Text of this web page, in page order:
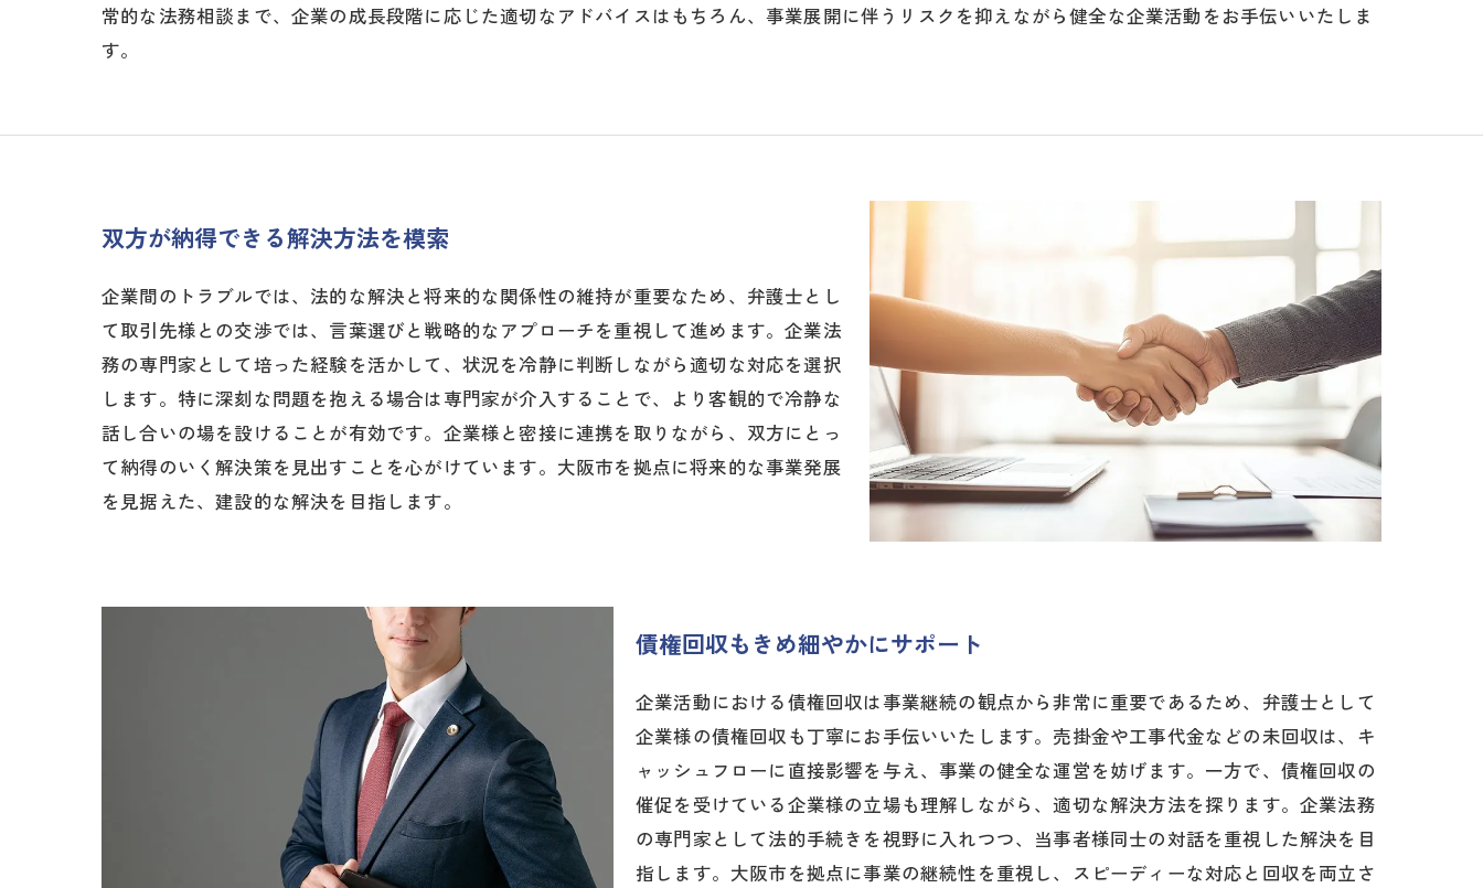
常的な法務相談まで、企業の成長段階に応じた適切なアドバイスはもちろん、事業展開に伴うリスクを抑えながら健全な企業活動をお手伝いいたしま
す。
双方が納得できる解決方法を模索
企業間のトラブルでは、法的な解決と将来的な関係性の維持が重要なため、弁護士とし
て取引先様との交渉では、言葉選びと戦略的なアプローチを重視して進めます。企業法
務の専門家として培った経験を活かして、状況を冷静に判断しながら適切な対応を選択
します。特に深刻な問題を抱える場合は専門家が介入することで、より客観的で冷静な
話し合いの場を設けることが有効です。企業様と密接に連携を取りながら、双方にとっ
て納得のいく解決策を見出すことを心がけています。大阪市を拠点に将来的な事業発展
を見据えた、建設的な解決を目指します。
債権回収もきめ細やかにサポート
企業活動における債権回収は事業継続の観点から非常に重要であるため、弁護士として
企業様の債権回収も丁寧にお手伝いいたします。売掛金や工事代金などの未回収は、キ
ャッシュフローに直接影響を与え、事業の健全な運営を妨げます。一方で、債権回収の
催促を受けている企業様の立場も理解しながら、適切な解決方法を探ります。企業法務
の専門家として法的手続きを視野に入れつつ、当事者様同士の対話を重視した解決を目
指します。大阪市を拠点に事業の継続性を重視し、スピーディーな対応と回収を両立さ